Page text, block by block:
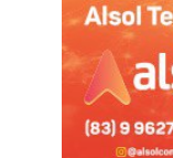
point, abordagens,
emprego do efetivo
juninos e demais
tranquilidade à